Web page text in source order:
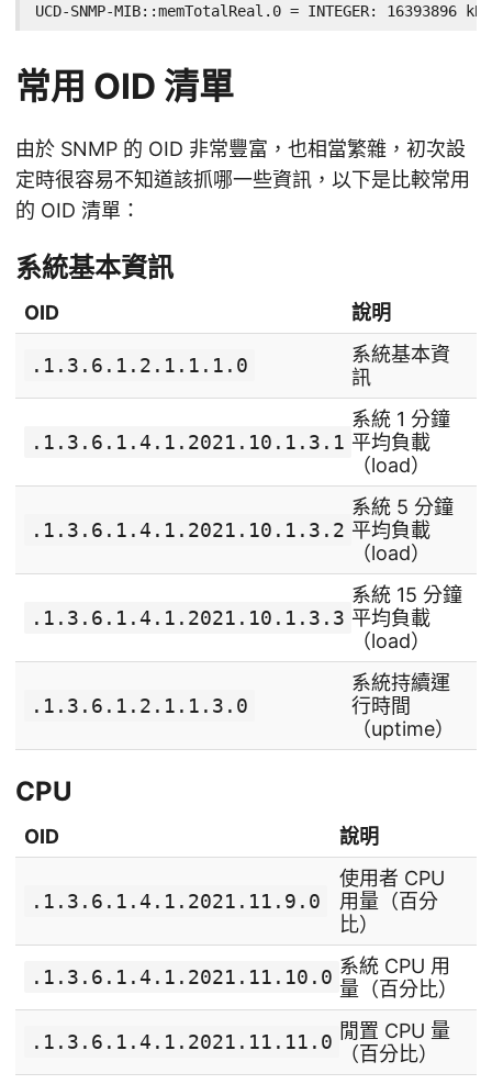
UCD-SNMP-MIB::memTotalReal.0 = INTEGER: 16393896 kB
常用 OID 清單
由於 SNMP 的 OID 非常豐富，也相當繁雜，初次設
定時很容易不知道該抓哪一些資訊，以下是比較常用
的 OID 清單：
系統基本資訊
OID 說明
.1.3.6.1.2.1.1.1.0
系統基本資
訊
.1.3.6.1.4.1.2021.10.1.3.1
系統 1 分鐘
平均負載
（load）
.1.3.6.1.4.1.2021.10.1.3.2
系統 5 分鐘
平均負載
（load）
.1.3.6.1.4.1.2021.10.1.3.3
系統 15 分鐘
平均負載
（load）
.1.3.6.1.2.1.1.3.0
系統持續運
行時間
（uptime）
CPU
OID 說明
.1.3.6.1.4.1.2021.11.9.0
使用者 CPU
用量（百分
比）
.1.3.6.1.4.1.2021.11.10.0 系統 CPU 用
量（百分比）
.1.3.6.1.4.1.2021.11.11.0 閒置 CPU 量
（百分比）